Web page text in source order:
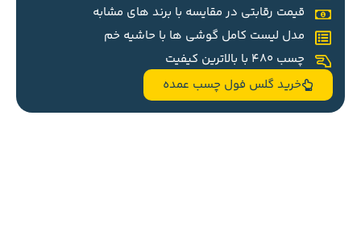
قیمت رقابتی در مقایسه با برند های مشابه
مدل لیست کامل گوشی ها با حاشیه خم
چسب 480 با بالاترین کیفیت
خرید گلس فول چسب عمده